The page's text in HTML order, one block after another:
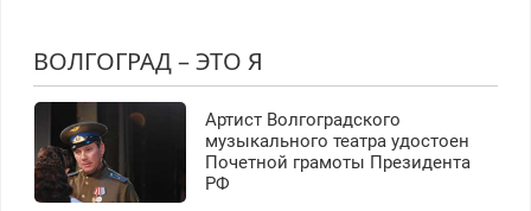
ВОЛГОГРАД – ЭТО Я
Артист Волгоградского
музыкального театра удостоен
Почетной грамоты Президента
РФ